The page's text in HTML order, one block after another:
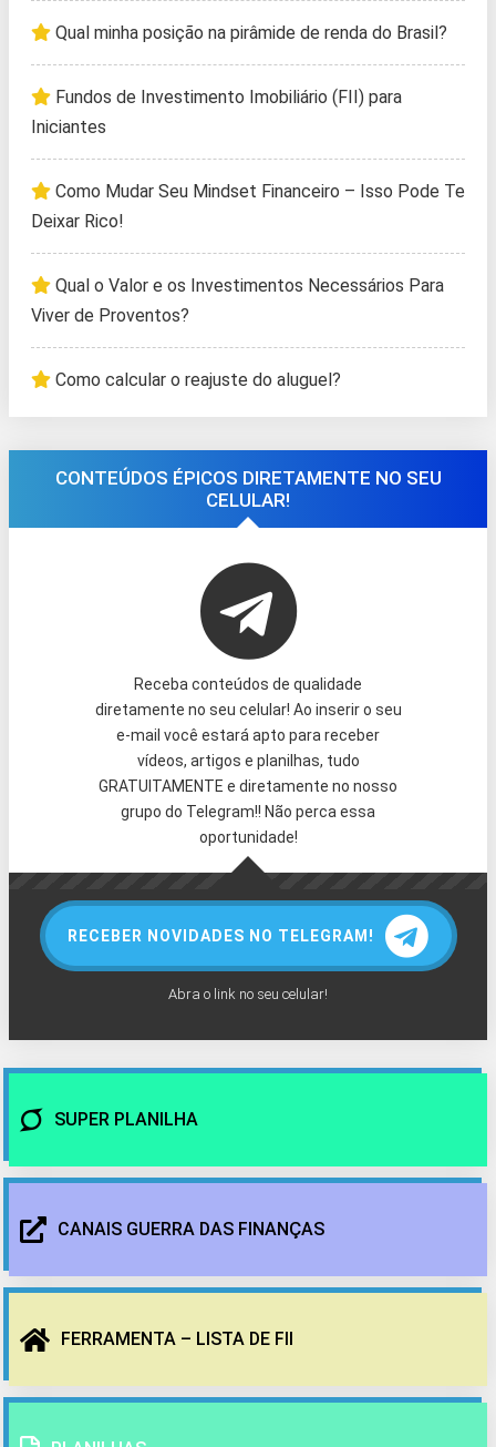
Qual minha posição na pirâmide de renda do Brasil?
Fundos de Investimento Imobiliário (FII) para
Iniciantes
Como Mudar Seu Mindset Financeiro – Isso Pode Te
Deixar Rico!
Qual o Valor e os Investimentos Necessários Para
Viver de Proventos?
Como calcular o reajuste do aluguel?
CONTEÚDOS ÉPICOS DIRETAMENTE NO SEU
CELULAR!
Receba conteúdos de qualidade
diretamente no seu celular! Ao inserir o seu
e-mail você estará apto para receber
vídeos, artigos e planilhas, tudo
GRATUITAMENTE e diretamente no nosso
grupo do Telegram!! Não perca essa
oportunidade!
RECEBER NOVIDADES NO TELEGRAM!
Abra o link no seu celular!
SUPER PLANILHA
CANAIS GUERRA DAS FINANÇAS
FERRAMENTA – LISTA DE FII